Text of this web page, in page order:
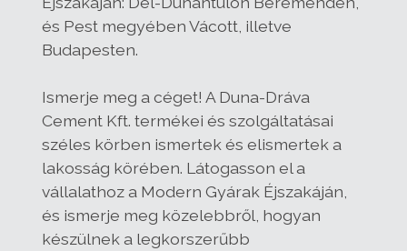
és Pest megyében Vácott, illetve
Budapesten.
Ismerje meg a céget! A Duna-Dráva
Cement Kft. termékei és szolgáltatásai
széles körben ismertek és elismertek a
lakosság körében. Látogasson el a
vállalathoz a Modern Gyárak Éjszakáján,
és ismerje meg közelebbről, hogyan
készülnek a legkorszerűbb